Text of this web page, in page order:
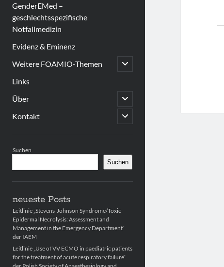
GenderEMed –
geschlechtsspezifische
Notfallmedizin
Evidenz & Eminenz
Weitere FOAMIO-Themen
open
child
Links
Über
open
child
menu
Kontakt
open
child
Suchen
Suchen
neueste Posts
Leitlinie „Stevens-Johnson Syndrome/Toxic
Epidermal Necrolysis: Assessment and
Management in the Emergency Department“
der IAEM
Leitlinie „Use of VV ECMO in paediatric patients
for the treatment of acute respiratory failure“